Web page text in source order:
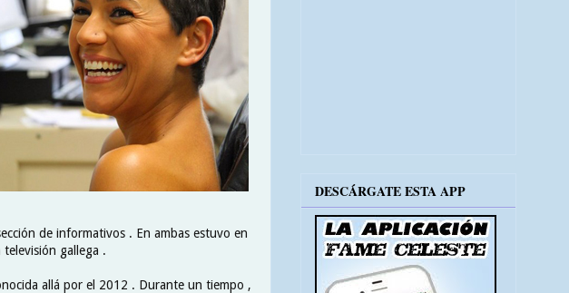
de informativos . En ambas estuvo en
gallega .
allá por el 2012 . Durante un tiempo ,
DESCÁRGATE ESTA APP